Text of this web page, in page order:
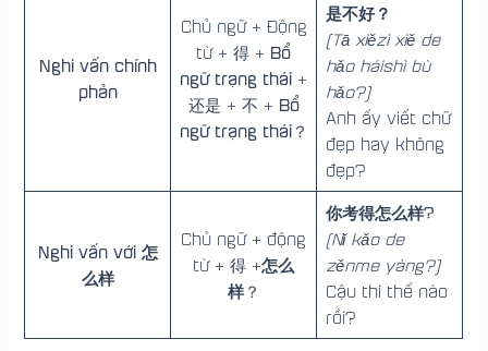
Nghi vấn chính
phản
Chủ ngữ + Động
từ + 得 + Bổ
ngữ trạng thái +
还是 + 不 + Bổ
ngữ trạng thái？
是不好？
(Tā xiězì xiě de
hǎo háishì bù
hǎo?)
Anh ấy viết chữ
đẹp hay không
đẹp?
Nghi vấn với 怎
么样
Chủ ngữ + động
từ + 得 +怎么
样？
你考得怎么样?
(Nǐ kǎo de
zěnme yàng?)
Cậu thi thế nào
rồi?